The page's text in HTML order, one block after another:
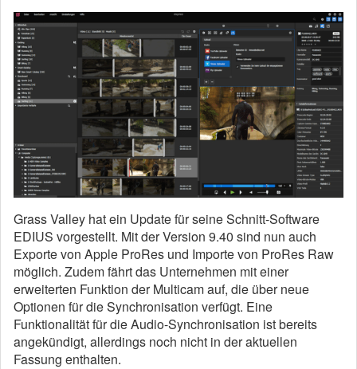
Grass Valley hat ein Update für seine Schnitt-Software
EDIUS vorgestellt. Mit der Version 9.40 sind nun auch
Exporte von Apple ProRes und Importe von ProRes Raw
möglich. Zudem fährt das Unternehmen mit einer
erweiterten Funktion der Multicam auf, die über neue
Optionen für die Synchronisation verfügt. Eine
Funktionalität für die Audio-Synchronisation ist bereits
angekündigt, allerdings noch nicht in der aktuellen
Fassung enthalten.